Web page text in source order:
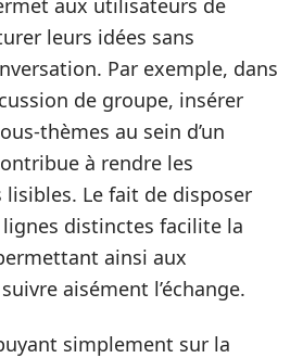
leurs idées sans
Par exemple, dans
de groupe, insérer
thèmes au sein d’un
à rendre les
Le fait de disposer
distinctes facilite la
ainsi aux
aisément l’échange.
simplement sur la